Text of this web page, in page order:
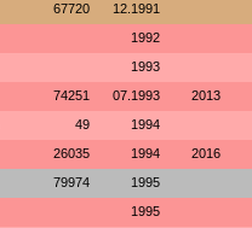
67720 12.1991
1992
1993
74251 07.1993 2013
49 1994
26035 1994 2016
79974 1995
1995